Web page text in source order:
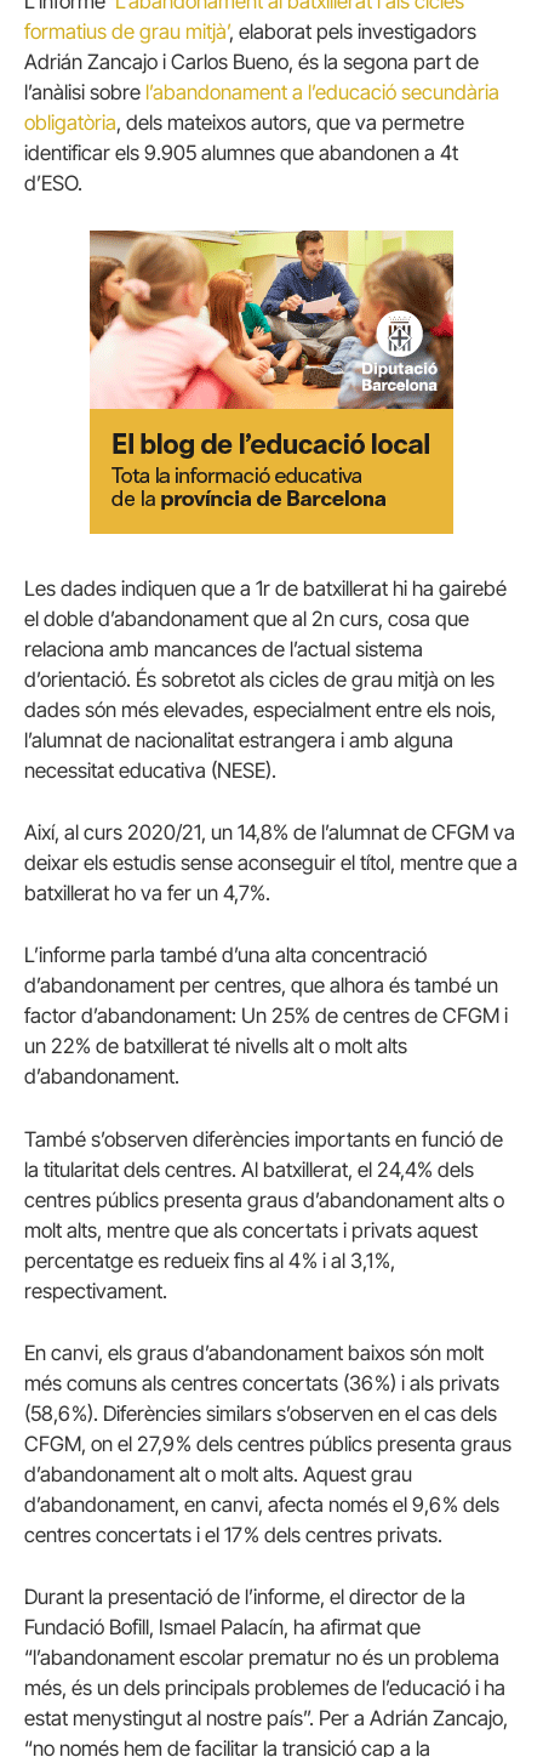
formatius de grau mitjà’, elaborat pels investigadors
Adrián Zancajo i Carlos Bueno, és la segona part de
l’anàlisi sobre l’abandonament a l’educació secundària
obligatòria, dels mateixos autors, que va permetre
identificar els 9.905 alumnes que abandonen a 4t
d’ESO.
Les dades indiquen que a 1r de batxillerat hi ha gairebé
el doble d’abandonament que al 2n curs, cosa que
relaciona amb mancances de l’actual sistema
d’orientació. És sobretot als cicles de grau mitjà on les
dades són més elevades, especialment entre els nois,
l’alumnat de nacionalitat estrangera i amb alguna
necessitat educativa (NESE).
Així, al curs 2020/21, un 14,8% de l’alumnat de CFGM va
deixar els estudis sense aconseguir el títol, mentre que a
batxillerat ho va fer un 4,7%.
L’informe parla també d’una alta concentració
d’abandonament per centres, que alhora és també un
factor d’abandonament: Un 25% de centres de CFGM i
un 22% de batxillerat té nivells alt o molt alts
d’abandonament.
També s’observen diferències importants en funció de
la titularitat dels centres. Al batxillerat, el 24,4% dels
centres públics presenta graus d’abandonament alts o
molt alts, mentre que als concertats i privats aquest
percentatge es redueix fins al 4 % i al 3,1 %,
respectivament.
En canvi, els graus d’abandonament baixos són molt
més comuns als centres concertats (36 %) i als privats
(58,6 %). Diferències similars s’observen en el cas dels
CFGM, on el 27,9 % dels centres públics presenta graus
d’abandonament alt o molt alts. Aquest grau
d’abandonament, en canvi, afecta només el 9,6 % dels
centres concertats i el 17 % dels centres privats.
Durant la presentació de l’informe, el director de la
Fundació Bofill, Ismael Palacín, ha afirmat que
“l’abandonament escolar prematur no és un problema
més, és un dels principals problemes de l’educació i ha
estat menystingut al nostre país”. Per a Adrián Zancajo,
“no només hem de facilitar la transició cap a la